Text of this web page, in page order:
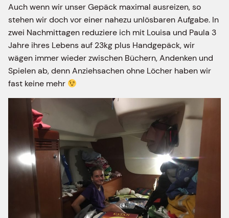
Auch wenn wir unser Gepäck maximal ausreizen, so
stehen wir doch vor einer nahezu unlösbaren Aufgabe. In
zwei Nachmittagen reduziere ich mit Louisa und Paula 3
Jahre ihres Lebens auf 23kg plus Handgepäck, wir
wägen immer wieder zwischen Büchern, Andenken und
Spielen ab, denn Anziehsachen ohne Löcher haben wir
fast keine mehr